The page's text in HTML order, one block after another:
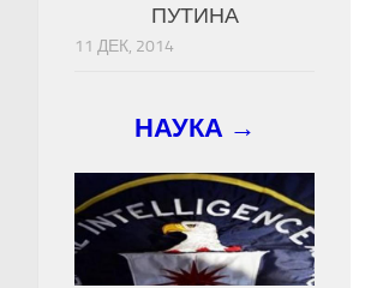
ПУТИНА
11 ДЕК, 2014
НАУКА →